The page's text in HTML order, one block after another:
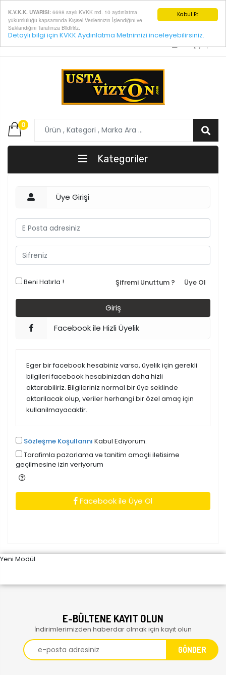
Kabul Et
K.V.K.K. UYARISI: 6698 sayılı KVKK md. 10 aydınlatma
yükümlülüğü kapsamında Kişisel Verilerinizin İşlendiğini ve
Saklandığını Tarafınıza Bildiririz.
Detaylı bilgi için KVKK Aydınlatma Metnimizi inceleyebilirsiniz.
Giriş yap
0
Kategoriler
Üye Girişi
Beni Hatırla ! Üye Ol
Şifremi Unuttum ?
Facebook ile Hizli Üyelik
Eger bir facebook hesabiniz varsa, üyelik için gerekli
bilgileri facebook hesabinizdan daha hizli
aktarabiliriz. Bilgileriniz normal bir üye seklinde
aktarilacak olup, veriler herhangi bir özel amaç için
kullanilmayacaktir.
Sözleşme Koşullarını Kabul Ediyorum.
Tarafimla pazarlama ve tanitim amaçli iletisime
geçilmesine izin veriyorum
Facebook ile Üye Ol
Yeni Modül
E-BÜLTENE KAYIT OLUN
İndirimlerimizden haberdar olmak için kayıt olun